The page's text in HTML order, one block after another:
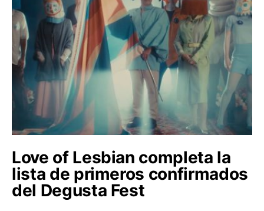
Love of Lesbian completa la
lista de primeros confirmados
del Degusta Fest